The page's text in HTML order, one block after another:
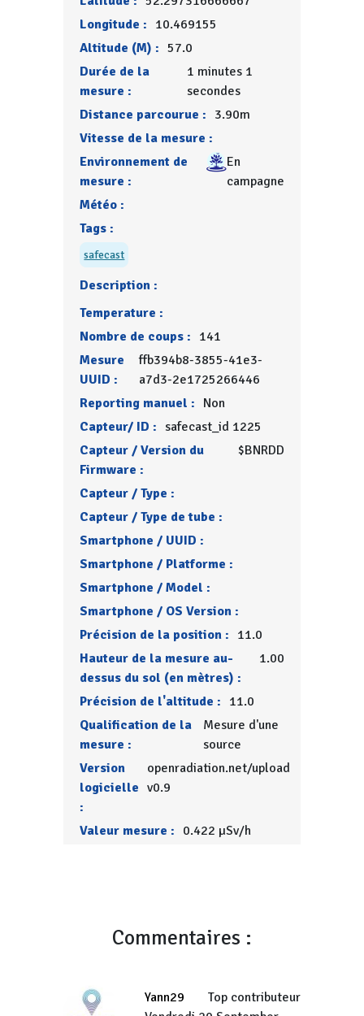
Longitude : 10.469155
Altitude (M) : 57.0
Durée de la
mesure :
1 minutes 1
secondes
Distance parcourue : 3.90m
Vitesse de la mesure :
Environnement de
mesure :
En
campagne
Météo :
Tags :
safecast
Description :
Temperature :
Nombre de coups : 141
Mesure
UUID :
ffb394b8-3855-41e3-
a7d3-2e1725266446
Reporting manuel : Non
Capteur/ ID : safecast_id 1225
Capteur / Version du
Firmware :
$BNRDD
Capteur / Type :
Capteur / Type de tube :
Smartphone / UUID :
Smartphone / Platforme :
Smartphone / Model :
Smartphone / OS Version :
Précision de la position : 11.0
Hauteur de la mesure au-
dessus du sol (en mètres) :
1.00
Précision de l'altitude : 11.0
Qualification de la
mesure :
Mesure d'une
source
Version
logicielle
:
openradiation.net/upload
v0.9
Valeur mesure : 0.422 µSv/h
Commentaires :
Yann29
Top contributeur